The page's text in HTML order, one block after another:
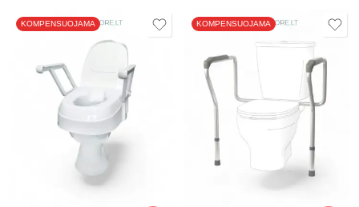
KOMPENSUOJAMA KOMPENSUOJAMA